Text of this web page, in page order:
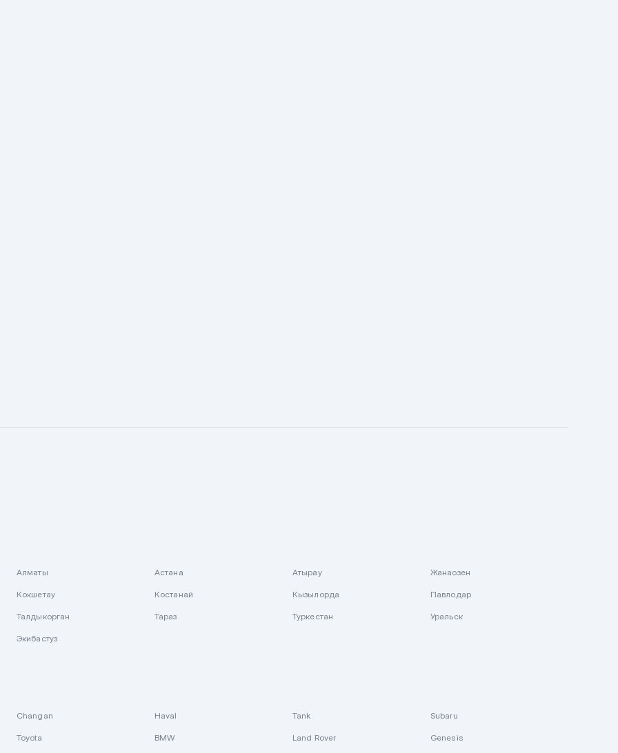
Алматы Астана Атырау Жанаозен
Кокшетау Костанай Кызылорда Павлодар
Талдыкорган Тараз Туркестан Уральск
Экибастуз
Changan Haval Tank Subaru
Toyota BMW Land Rover Genesis